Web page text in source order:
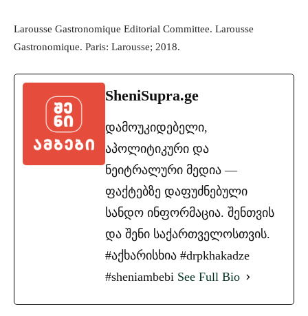
Larousse Gastronomique Editorial Committee. Larousse
Gastronomique. Paris: Larousse; 2018.
SheniSupra.ge
დამოუკიდებელი,
აპოლიტიკური და
ნეიტრალური მედია —
ფაქტებზე დაფუძნებული
სანდო ინფორმაცია. შენთვის
და შენი საქართველოსთვის.
#აქხარისხია #drpkhakadze
#sheniambebi See Full Bio